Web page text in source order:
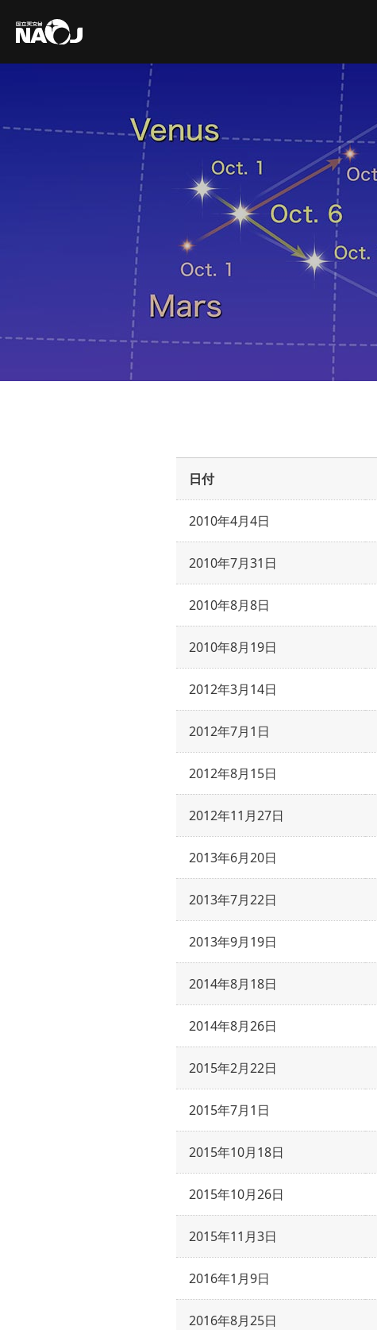
日付
2010年4月4日
2010年7月31日
2010年8月8日
2010年8月19日
2012年3月14日
2012年7月1日
2012年8月15日
2012年11月27日
2013年6月20日
2013年7月22日
2013年9月19日
2014年8月18日
2014年8月26日
2015年2月22日
2015年7月1日
2015年10月18日
2015年10月26日
2015年11月3日
2016年1月9日
2016年8月25日